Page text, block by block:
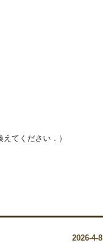
てください．）
2026-4-8